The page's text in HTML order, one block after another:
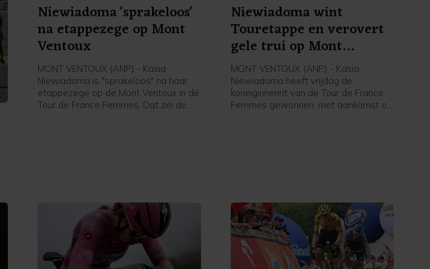
Niewiadoma 'sprakeloos'
na etappezege op Mont
Ventoux
MONT VENTOUX (ANP) - Kasia
Niewiadoma is "sprakeloos" na haar
etappezege op de Mont Ventoux in de
Tour de France Femmes. Dat zei de
Niewiadoma wint
Touretappe en verovert
gele trui op Mont
Ventoux
MONT VENTOUX (ANP) - Kasia
Niewiadoma heeft vrijdag de
koninginnenrit van de Tour de France
Femmes gewonnen, met aankomst op